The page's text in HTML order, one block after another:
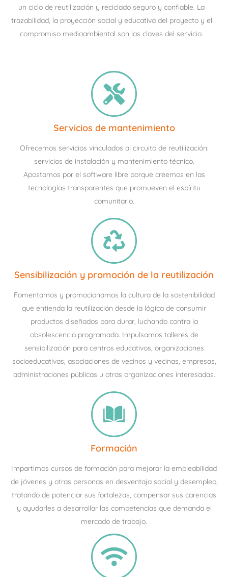
un ciclo de reutilización y reciclado seguro y confiable. La
trazabilidad, la proyección social y educativa del proyecto y el
compromiso medioambiental son las claves del servicio.
Servicios de mantenimiento
Ofrecemos servicios vinculados al circuito de reutilización:
servicios de instalación y mantenimiento técnico.
Apostamos por el software libre porque creemos en las
tecnologías transparentes que promueven el espíritu
comunitario.
Sensibilización y promoción de la reutilización
Fomentamos y promocionamos la cultura de la sostenibilidad
que entienda la reutilización desde la lógica de consumir
productos diseñados para durar, luchando contra la
obsolescencia programada. Impulsamos talleres de
sensibilización para centros educativos, organizaciones
socioeducativas, asociaciones de vecinos y vecinas, empresas,
administraciones públicas u otras organizaciones interesadas.
Formación
Impartimos cursos de formación para mejorar la empleabilidad
de jóvenes y otras personas en desventaja social y desempleo,
tratando de potenciar sus fortalezas, compensar sus carencias
y ayudarles a desarrollar las competencias que demanda el
mercado de trabajo.